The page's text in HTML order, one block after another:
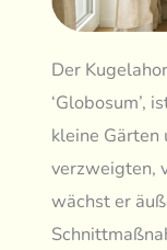
Der
‘Globosum’,
kleine Gärten
verzweigten,
wächst er